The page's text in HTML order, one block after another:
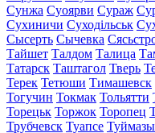
Сунжа Суоярви Сураж
Сухиничи Суходільськ
Сысерть Сычевка
Тайшет Талдом Талица
Татарск Таштагол Тверь
Терек Тетюши Тимашевск
Тогучин Токмак Тольятти
Торецьк Торжок Торопец
Трубчевск Туапсе Туймазы